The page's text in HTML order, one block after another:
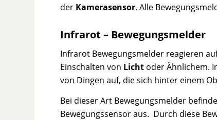
der Kamerasensor. Alle
Infrarot – Bewegungsmelder
Infrarot Bewegungsmelder reagieren
Einschalten von Licht oder Ähnlichem.
von Dingen auf, die sich hinter einem
Bei dieser Art Bewegungsmelder
Bewegungssensor aus. Durch diese